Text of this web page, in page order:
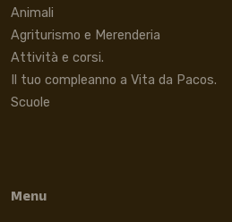
Animali
Agriturismo e Merenderia
Attività e corsi.
Il tuo compleanno a Vita da Pacos.
Scuole
Menu